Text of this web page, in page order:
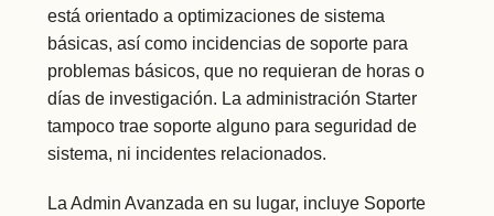
está orientado a optimizaciones de sistema
básicas, así como incidencias de soporte para
problemas básicos, que no requieran de horas o
días de investigación. La administración Starter
tampoco trae soporte alguno para seguridad de
sistema, ni incidentes relacionados.
La Admin Avanzada en su lugar, incluye Soporte